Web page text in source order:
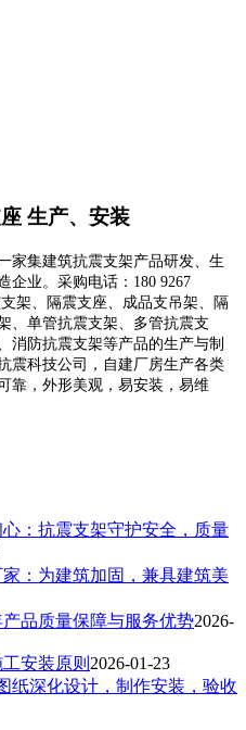
生产、安装
家集建筑抗震支架产品研发、生
企业。采购电话：180 9267
架、隔震支座、成品支吊架、隔
、单管抗震支架、多管抗震支
消防抗震支架等产品的生产与制
震科技公司，自建厂房生产各类
靠，外形美观，易安装，易维
：抗震支架守护安全，质量
：为建筑加固，兼具建筑美
品质量保障与服务优势2026-
安装原则 2026-01-23
纸深化设计，制作安装，验收